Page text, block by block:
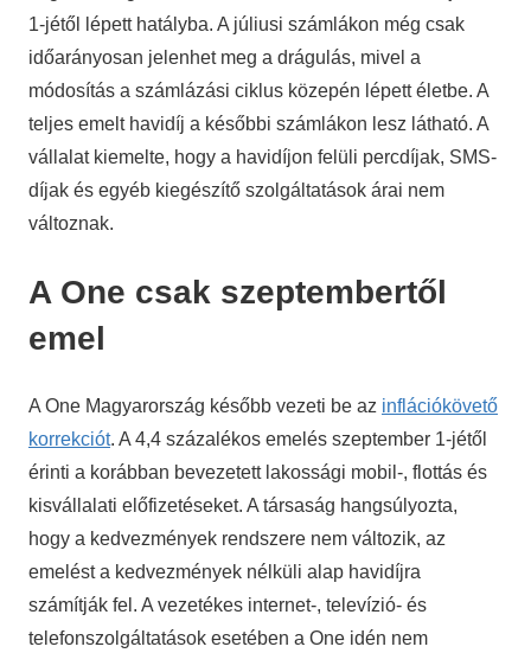
1-jétől lépett hatályba. A júliusi számlákon még csak
időarányosan jelenhet meg a drágulás, mivel a
módosítás a számlázási ciklus közepén lépett életbe. A
teljes emelt havidíj a későbbi számlákon lesz látható. A
vállalat kiemelte, hogy a havidíjon felüli percdíjak, SMS-
díjak és egyéb kiegészítő szolgáltatások árai nem
változnak.
A One csak szeptembertől
emel
A One Magyarország később vezeti be az inflációkövető
korrekciót. A 4,4 százalékos emelés szeptember 1-jétől
érinti a korábban bevezetett lakossági mobil-, flottás és
kisvállalati előfizetéseket. A társaság hangsúlyozta,
hogy a kedvezmények rendszere nem változik, az
emelést a kedvezmények nélküli alap havidíjra
számítják fel. A vezetékes internet-, televízió- és
telefonszolgáltatások esetében a One idén nem